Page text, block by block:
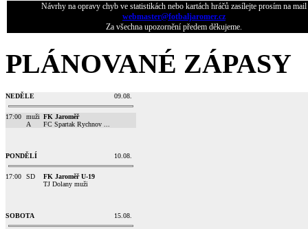
Návrhy na opravy chyb ve statistikách nebo kartách hráčů zasílejte prosím na mail
webmaster@fotbaljaromer.cz
Za všechna upozornění předem děkujeme.
PLÁNOVANÉ ZÁPASY
NEDĚLE 09.08.
17:00
muži
A
FK Jaroměř
FC Spartak Rychnov ...
PONDĚLÍ 10.08.
17:00 SD
FK Jaroměř U-19
TJ Dolany muži
SOBOTA 15.08.